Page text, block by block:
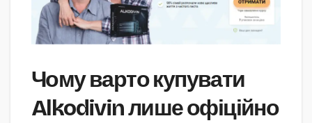
Чому варто купувати
Alkodivin лише офіційно